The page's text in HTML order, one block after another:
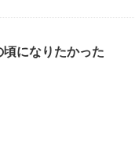
頃になりたかった